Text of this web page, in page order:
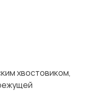
хвостовиком,